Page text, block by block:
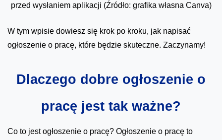
przed wysłaniem aplikacji (Źródło: grafika własna Canva)
W tym wpisie dowiesz się krok po kroku, jak napisać
ogłoszenie o pracę, które będzie skuteczne. Zaczynamy!
Dlaczego dobre ogłoszenie o
pracę jest tak ważne?
Co to jest ogłoszenie o pracę? Ogłoszenie o pracę to